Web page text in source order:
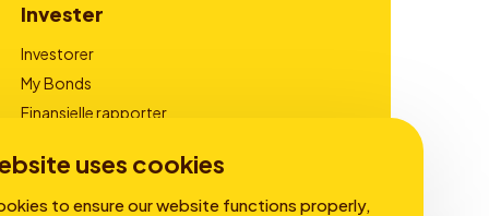
uses cookies
to ensure our website functions properly,
Invester
Investorer
My Bonds
Finansielle rapporter